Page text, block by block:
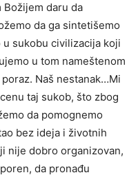
Božijem daru da
da ga sintetišemo
sukobu civilizacija koji
u tom nameštenom
Naš nestanak…Mi
taj sukob, što zbog
da pomognemo
bez ideja i životnih
nije dobro organizovan,
da pronađu